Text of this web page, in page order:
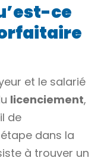
ce
et le salarié
licenciement,
de
dans la
à trouver un